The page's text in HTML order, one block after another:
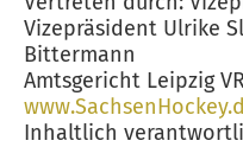
Vizepräsident Ulrike
Bittermann
Amtsgericht Leipzig
Inhaltlich